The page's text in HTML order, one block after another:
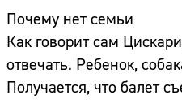
Почему нет семьи
Как говорит сам
отвечать. Ребенок,
Получается, что балет